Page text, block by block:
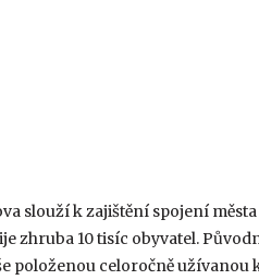
k zajištění spojení města
zhruba 10 tisíc obyvatel.
položenou celoročně užívanou